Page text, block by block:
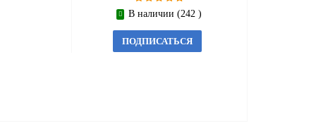
В наличии (242 )
ПОДПИСАТЬСЯ